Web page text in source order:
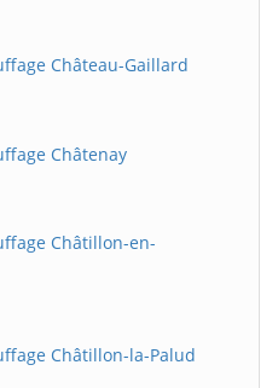
Château-Gaillard
Châtenay
Châtillon-en-
Châtillon-la-Palud